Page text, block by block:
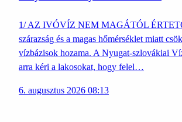
1/ AZ IVÓVÍZ NEM MAGÁTÓL
szárazság és a magas hőmérséklet miatt
vízbázisok hozama. A Nyugat-szlovákiai
arra kéri a lakosokat, hogy felel…
6. augusztus 2026 08:13